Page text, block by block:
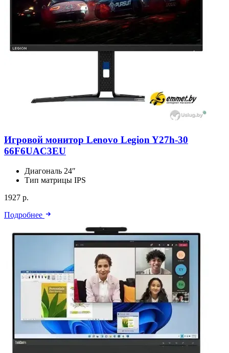
Игровой монитор Lenovo Legion Y27h-30
66F6UAC3EU
Диагональ 24″
Тип матрицы IPS
1927 р.
Подробнее